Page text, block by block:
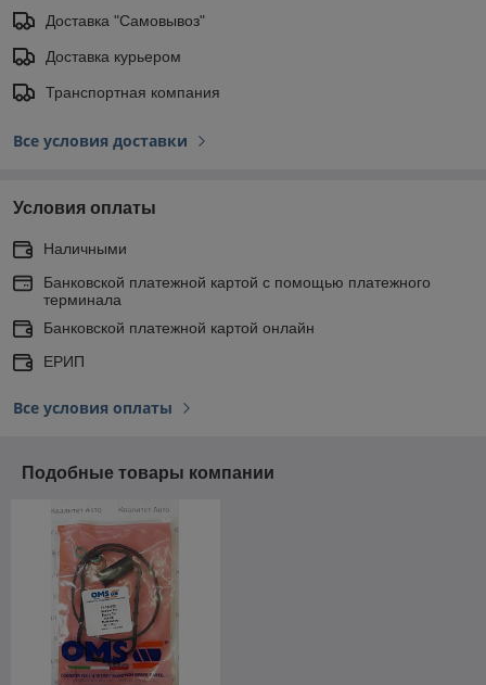
Доставка "Самовывоз"
Доставка курьером
Транспортная компания
Все условия доставки
Условия оплаты
Наличными
Банковской платежной картой с помощью платежного
терминала
Банковской платежной картой онлайн
ЕРИП
Все условия оплаты
Подобные товары компании